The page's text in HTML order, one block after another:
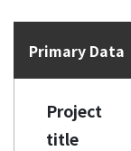
Primary Data
Project
title